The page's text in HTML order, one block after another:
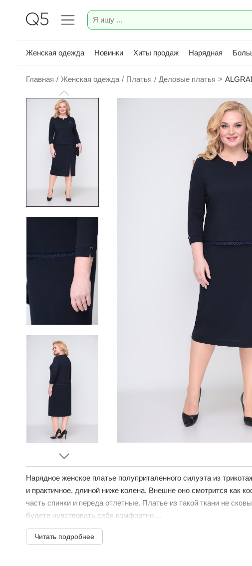
Женская одежда Новинки Хиты продаж Нарядная
Главная / Женская одежда / Платья / Деловые платья >
Нарядное женское платье полуприталенного силуэта из
и практичное, длиной ниже колена. Внешне оно смотрится как
часть спинки и переда отлетные. Платье из такой ткани не
будете чувствовать себя комфортно ...
Читать подробнее